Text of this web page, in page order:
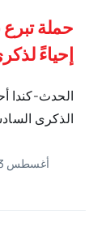
حملة
إحياءً
الحدث-كندا
الذكرى
أغسطس 3, 2026